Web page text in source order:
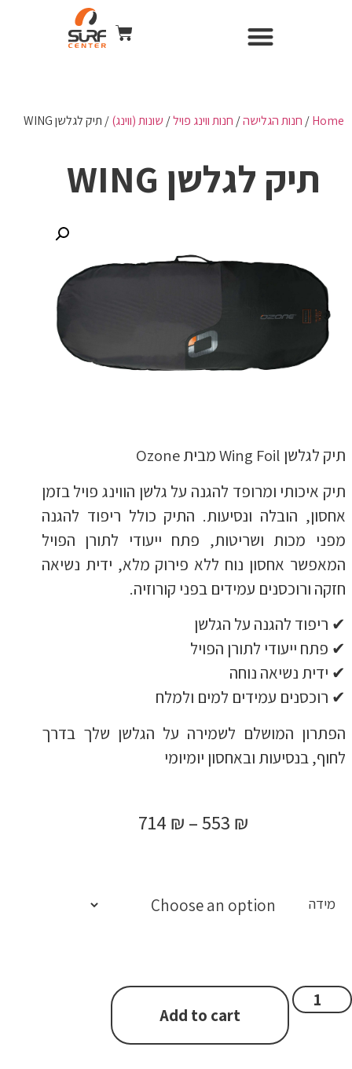
Home
/ חנות הגלישה/ חנות ווינג פויל/ שונות (ווינג)/ תיק לגלשן WING
תיק לגלשן WING
תיק לגלשן Wing Foil מבית Ozone
תיק איכותי ומרופד להגנה על גלשן הווינג פויל בזמן
אחסון, הובלה ונסיעות. התיק כולל ריפוד להגנה
מפני מכות ושריטות, פתח ייעודי לתורן הפויל
המאפשר אחסון נוח ללא פירוק מלא, ידית נשיאה
חזקה ורוכסנים עמידים בפני קורוזיה.
✔ ריפוד להגנה על הגלשן
✔ פתח ייעודי לתורן הפויל
✔ ידית נשיאה נוחה
✔ רוכסנים עמידים למים ולמלח
הפתרון המושלם לשמירה על הגלשן שלך בדרך
לחוף, בנסיעות ובאחסון יומיומי
553 ₪
–
714 ₪
מידה
Add to cart